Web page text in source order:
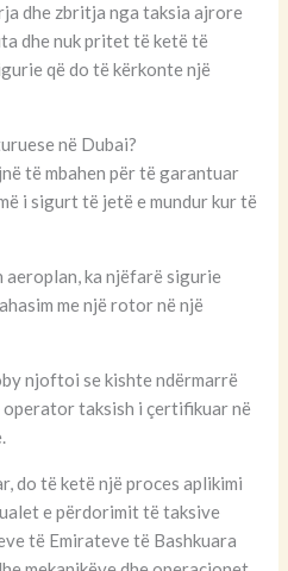
dhe zbritja nga taksia ajrore
dhe nuk pritet të ketë të
që do të kërkonte një
në Dubai?
të mbahen për të garantuar
i sigurt të jetë e mundur kur të
ka njëfarë sigurie
me një rotor në një
njoftoi se kishte ndërmarrë
operator taksish i çertifikuar në
do të ketë një proces aplikimi
e përdorimit të taksive
të Emirateve të Bashkuara